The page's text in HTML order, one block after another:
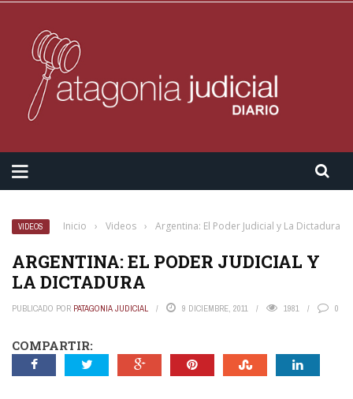
VIDEOS Inicio › Videos › Argentina: El Poder Judicial y La Dictadura
ARGENTINA: EL PODER JUDICIAL Y
LA DICTADURA
PUBLICADO POR PATAGONIA JUDICIAL 9 DICIEMBRE, 2011 1981 0
COMPARTIR: